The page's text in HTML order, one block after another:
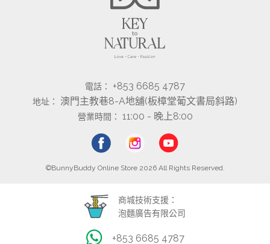
電話： +853 6685 4787
地址： 澳門主教巷8-A地舖(板樟堂葡文書局斜路)
營業時間： 11:00 - 晚上8:00
©BunnyBuddy Online Store 2026 All Rights Reserved.
商城技術支援：
泡麵廣告有限公司
+853 6685 4787